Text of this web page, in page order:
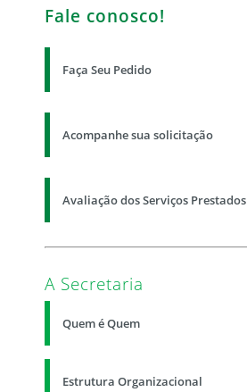
Fale conosco!
Faça Seu Pedido
Acompanhe sua solicitação
Avaliação dos Serviços Prestados
A Secretaria
Quem é Quem
Estrutura Organizacional